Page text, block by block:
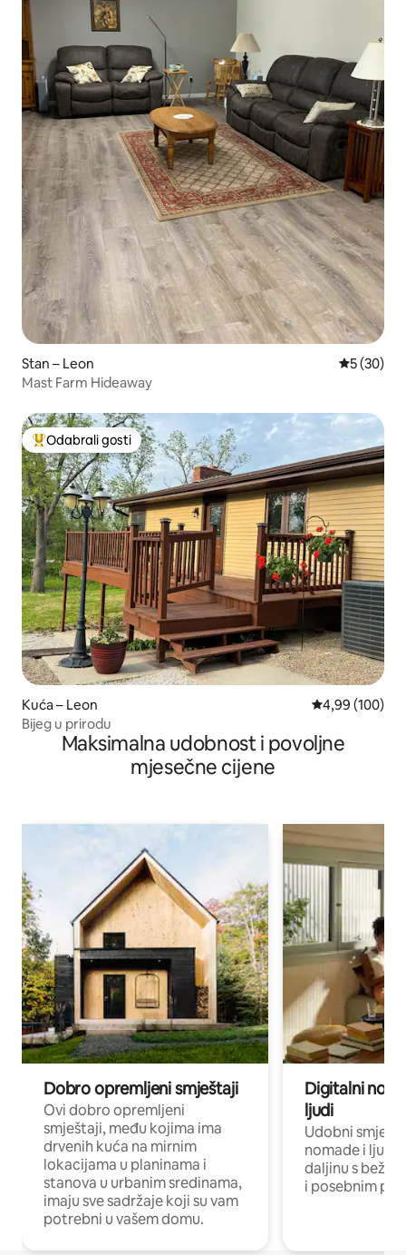
Stan – Leon Prosječna
5 (30)
Mast Farm Hideaway
Među najviše rangiranima s oznakom „Odabrali gosti”
Odabrali gosti
Kuća – Leon Prosječna
4,99 (100)
Bijeg u prirodu
Maksimalna udobnost i povoljne
mjesečne cijene
Dobro opremljeni smještaji
Ovi dobro opremljeni
smještaji, među kojima ima
drvenih kuća na mirnim
lokacijama u planinama i
stanova u urbanim sredinama,
imaju sve sadržaje koji su vam
potrebni u vašem domu.
Digitalni
ljudi
Udobni
nomade i ljude
daljinu s
i posebnim